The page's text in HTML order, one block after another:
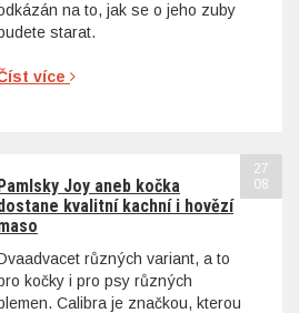
na to, jak se o jeho zuby
budete starat.
více
Pamlsky Joy aneb kočka
kvalitní kachní i hovězí
různých variant, a to
kočky i pro psy různých
Calibra je značkou, kterou
27
08